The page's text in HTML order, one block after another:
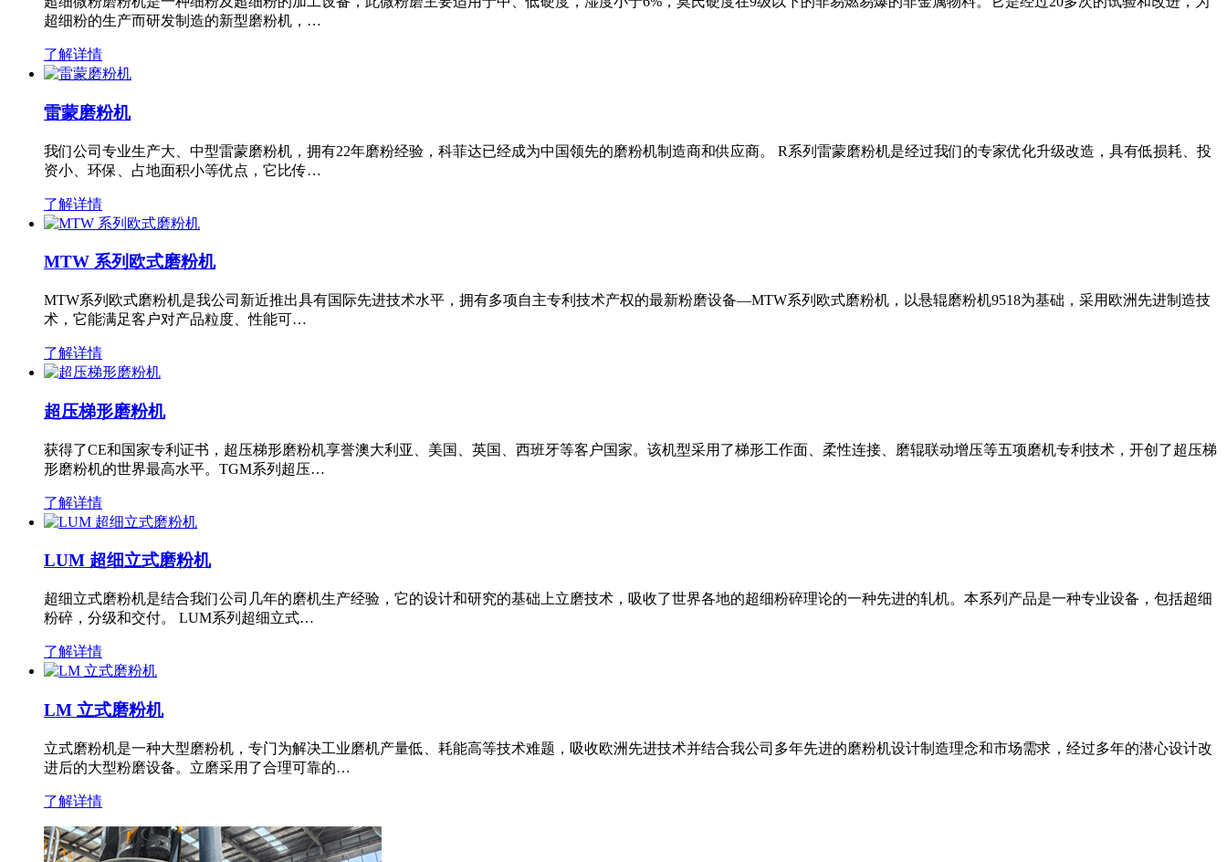
超细粉的生产而研发制造的新型磨粉机，…
了解详情
雷蒙磨粉机
我们公司专业生产大、中型雷蒙磨粉机，拥有22年磨粉经验，科菲达已经成为中国领先的磨粉机制造商和供应商。 R系列雷蒙磨粉机是经过我们的专家优化升级改造，具有低损耗、投
资小、环保、占地面积小等优点，它比传…
了解详情
MTW 系列欧式磨粉机
MTW系列欧式磨粉机是我公司新近推出具有国际先进技术水平，拥有多项自主专利技术产权的最新粉磨设备—MTW系列欧式磨粉机，以悬辊磨粉机9518为基础，采用欧洲先进制造技
术，它能满足客户对产品粒度、性能可…
了解详情
超压梯形磨粉机
获得了CE和国家专利证书，超压梯形磨粉机享誉澳大利亚、美国、英国、西班牙等客户国家。该机型采用了梯形工作面、柔性连接、磨辊联动增压等五项磨机专利技术，开创了超压梯
形磨粉机的世界最高水平。TGM系列超压…
了解详情
LUM 超细立式磨粉机
超细立式磨粉机是结合我们公司几年的磨机生产经验，它的设计和研究的基础上立磨技术，吸收了世界各地的超细粉碎理论的一种先进的轧机。本系列产品是一种专业设备，包括超细
粉碎，分级和交付。 LUM系列超细立式…
了解详情
LM 立式磨粉机
立式磨粉机是一种大型磨粉机，专门为解决工业磨机产量低、耗能高等技术难题，吸收欧洲先进技术并结合我公司多年先进的磨粉机设计制造理念和市场需求，经过多年的潜心设计改
进后的大型粉磨设备。立磨采用了合理可靠的…
了解详情